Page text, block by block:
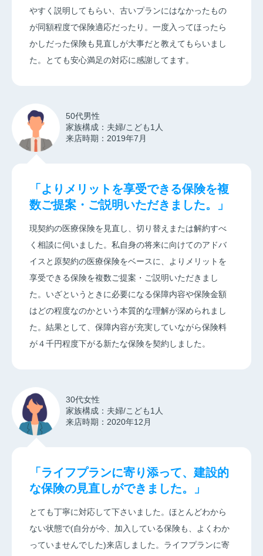
やすく説明してもらい、古いプランにはなかったもの
が同額程度で保険適応だったり。一度入ってほったら
かしだった保険も見直しが大事だと教えてもらいまし
た。とても安心満足の対応に感謝してます。
50代男性
家族構成：夫婦/こども1人
来店時期：2019年7月
「よりメリットを享受できる保険を複
数ご提案・ご説明いただきました。」
現契約の医療保険を見直し、切り替えまたは解約すべ
く相談に伺いました。私自身の将来に向けてのアドバ
イスと原契約の医療保険をベースに、よりメリットを
享受できる保険を複数ご提案・ご説明いただきまし
た。いざというときに必要になる保障内容や保険金額
はどの程度なのかという本質的な理解が深められまし
た。結果として、保障内容が充実していながら保険料
が４千円程度下がる新たな保険を契約しました。
30代女性
家族構成：夫婦/こども1人
来店時期：2020年12月
「ライフプランに寄り添って、建設的
な保険の見直しができました。」
とても丁寧に対応して下さいました。ほとんどわから
ない状態で(自分が今、加入している保険も、よくわか
っていませんでした)来店しました。ライフプランに寄